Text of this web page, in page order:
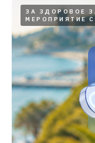
ЗА ЗДОРОВОЕ
МЕРОПРИЯТИЕ